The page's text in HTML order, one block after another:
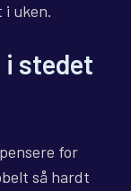
i uken.
stedet
for
så hardt